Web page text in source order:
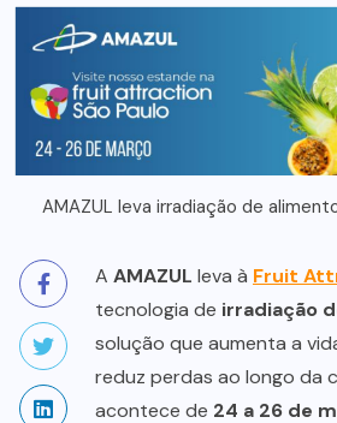
AMAZUL leva irradiação de
A AMAZUL leva à Fruit
tecnologia de irradiação
solução que aumenta a
reduz perdas ao longo da
acontece de 24 a 26 de